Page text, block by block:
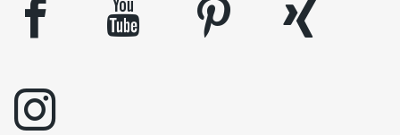
facebook youtube pinterest
xing
instagram